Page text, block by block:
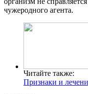
чужеродного агента.
Читайте также:
Признаки и